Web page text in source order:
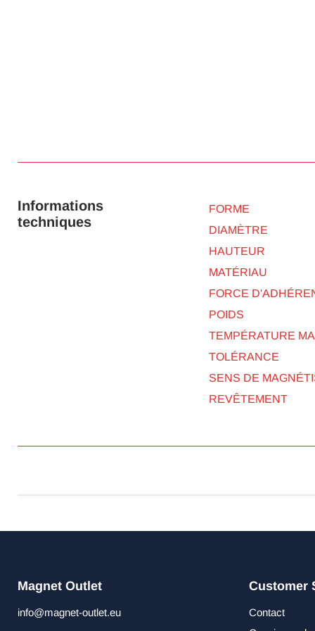
Informations
techniques
FORME
DIAMÈTRE
HAUTEUR
MATÉRIAU
FORCE
POIDS
TEMPÉRATURE
TOLÉRANCE
SENS DE
REVÊTEMENT
Magnet Outlet
info@magnet-outlet.eu
Customer
Contact